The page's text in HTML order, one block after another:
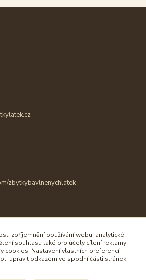
zbytkybavlnenychlatek
zpříjemnění používání webu, analytické
souhlasu také pro účely cílení reklamy
cookies. Nastavení vlastních preferencí
upravit odkazem ve spodní části stránek.